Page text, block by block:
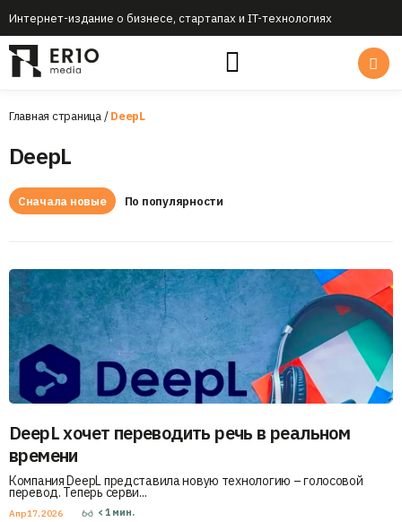
Интернет-издание о бизнесе, стартапах и IT-технологиях
Главная страница/DeepL
DeepL
Сначала новые По популярности
DeepL хочет переводить речь в реальном
времени
Компания DeepL представила новую технологию – голосовой
перевод. Теперь серви...
Апр 17, 2026 < 1 мин.